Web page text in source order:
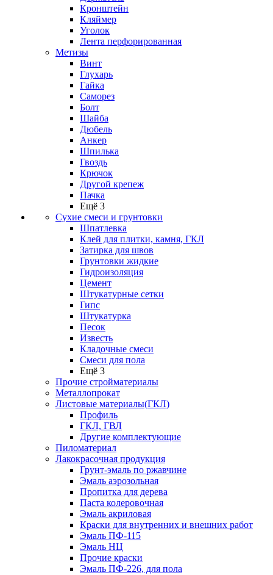
Кронштейн
Кляймер
Уголок
Лента перфорированная
Метизы
Винт
Глухарь
Гайка
Саморез
Болт
Шайба
Дюбель
Анкер
Шпилька
Гвоздь
Крючок
Другой крепеж
Пачка
Ещё 3
Сухие смеси и грунтовки
Шпатлевка
Клей для плитки, камня, ГКЛ
Затирка для швов
Грунтовки жидкие
Гидроизоляция
Цемент
Штукатурные сетки
Гипс
Штукатурка
Песок
Известь
Кладочные смеси
Смеси для пола
Ещё 3
Прочие стройматериалы
Металлопрокат
Листовые материалы(ГКЛ)
Профиль
ГКЛ, ГВЛ
Другие комплектующие
Пиломатериал
Лакокрасочная продукция
Грунт-эмаль по ржавчине
Эмаль аэрозольная
Пропитка для дерева
Паста колеровочная
Эмаль акриловая
Краски для внутренних и внешних работ
Эмаль ПФ-115
Эмаль НЦ
Прочие краски
Эмаль ПФ-226, для пола